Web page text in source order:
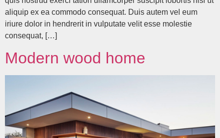
aliquip ex ea commodo consequat. Duis autem vel eum
iriure dolor in hendrerit in vulputate velit esse molestie
consequat, […]
Modern wood home